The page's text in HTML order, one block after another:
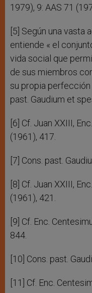
1979), 9: AAS 71
[5] Según una vasta
entiende « el
vida social que
de sus miembros
su propia perfección
past. Gaudium et
[6] Cf. Juan XXIII,
(1961), 417.
[7] Cons. past.
[8] Cf. Juan XXIII,
(1961), 421.
[9] Cf. Enc.
844.
[10] Cons. past.
[11] Cf. Enc.